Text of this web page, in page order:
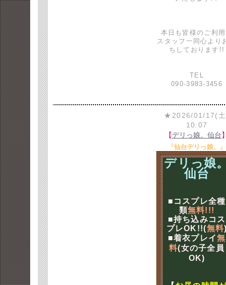
本日も皆様のご利
スタッフ一同心より
ちしております!!
TEL
090-3983-3456
★2026/01/17(
10:07
【デリっ娘。仙台
『仙台デリっ娘。』
デリっ娘
仙台
■コスプレ全種
類無料!!!
■持ち込みコス
プレOK!!(無料
■着衣プレイ無
料(女の子全員
OK)